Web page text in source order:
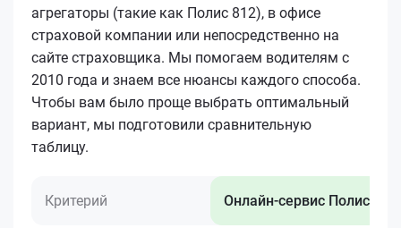
агрегаторы (такие как Полис 812), в офисе
страховой компании или непосредственно на
сайте страховщика. Мы помогаем водителям с
2010 года и знаем все нюансы каждого способа.
Чтобы вам было проще выбрать оптимальный
вариант, мы подготовили сравнительную
таблицу.
Критерий Онлайн-сервис Полис 812